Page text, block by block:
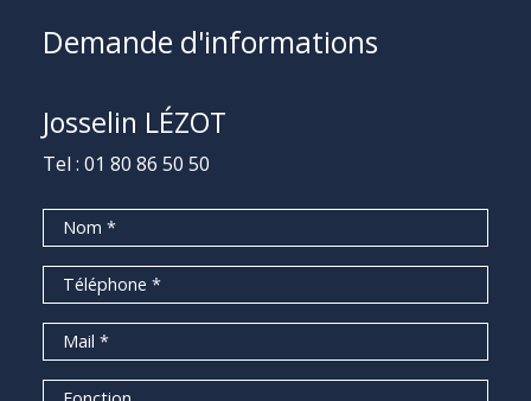
Demande d'informations
Josselin LÉZOT
Tel : 01 80 86 50 50